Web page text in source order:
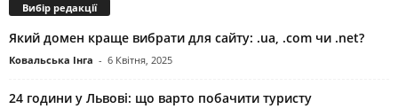
Вибір редакції
Який домен краще вибрати для сайту: .ua, .com чи .net?
Ковальська Інга - 6 Квітня, 2025
24 години у Львові: що варто побачити туристу